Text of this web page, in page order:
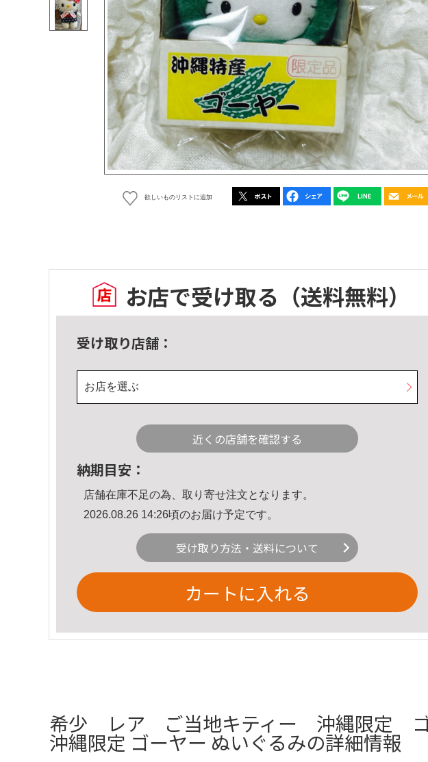
欲しいものリストに追加
お店で受け取る （送料無料）
受け取り店舗：
お店を選ぶ
近くの店舗を確認する
納期目安：
店舗在庫不足の為、取り寄せ注文となります。
2026.08.26 14:26頃のお届け予定です。
受け取り方法・送料について
カートに入れる
希少 レア ご当地キティー 沖縄限定 ゴ
沖縄限定 ゴーヤー ぬいぐるみの詳細情報